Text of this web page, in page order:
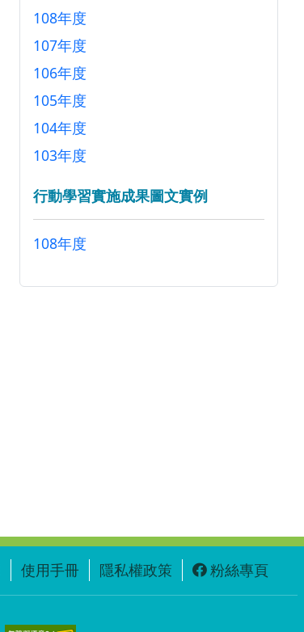
108年度
107年度
106年度
105年度
104年度
103年度
行動學習實施成果圖文實例
108年度
使用手冊 隱私權政策 粉絲專頁